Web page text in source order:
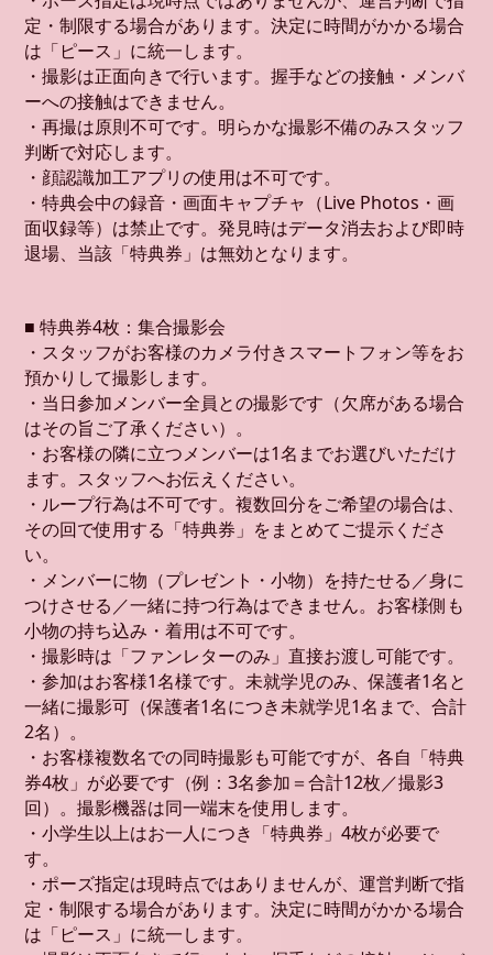
定・制限する場合があります。決定に時間がかかる場合
は「ピース」に統一します。
・撮影は正面向きで行います。握手などの接触・メンバ
ーへの接触はできません。
・再撮は原則不可です。明らかな撮影不備のみスタッフ
判断で対応します。
・顔認識加工アプリの使用は不可です。
・特典会中の録音・画面キャプチャ（Live Photos・画
面収録等）は禁止です。発見時はデータ消去および即時
退場、当該「特典券」は無効となります。
■ 特典券4枚：集合撮影会
・スタッフがお客様のカメラ付きスマートフォン等をお
預かりして撮影します。
・当日参加メンバー全員との撮影です（欠席がある場合
はその旨ご了承ください）。
・お客様の隣に立つメンバーは1名までお選びいただけ
ます。スタッフへお伝えください。
・ループ行為は不可です。複数回分をご希望の場合は、
その回で使用する「特典券」をまとめてご提示くださ
い。
・メンバーに物（プレゼント・小物）を持たせる／身に
つけさせる／一緒に持つ行為はできません。お客様側も
小物の持ち込み・着用は不可です。
・撮影時は「ファンレターのみ」直接お渡し可能です。
・参加はお客様1名様です。未就学児のみ、保護者1名と
一緒に撮影可（保護者1名につき未就学児1名まで、合計
2名）。
・お客様複数名での同時撮影も可能ですが、各自「特典
券4枚」が必要です（例：3名参加＝合計12枚／撮影3
回）。撮影機器は同一端末を使用します。
・小学生以上はお一人につき「特典券」4枚が必要で
す。
・ポーズ指定は現時点ではありませんが、運営判断で指
定・制限する場合があります。決定に時間がかかる場合
は「ピース」に統一します。